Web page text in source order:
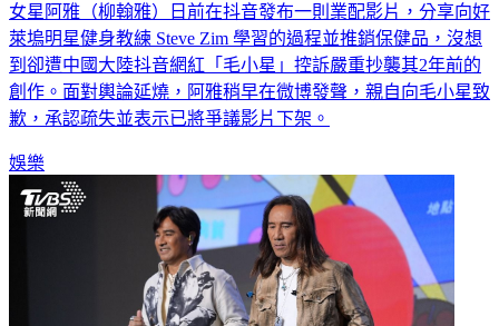
女星阿雅（柳翰雅）日前在抖音發布一則業配影片，分享向好
萊塢明星健身教練 Steve Zim 學習的過程並推銷保健品，沒想
到卻遭中國大陸抖音網紅「毛小星」控訴嚴重抄襲其2年前的
創作。面對輿論延燒，阿雅稍早在微博發聲，親自向毛小星致
歉，承認疏失並表示已將爭議影片下架。
娛樂